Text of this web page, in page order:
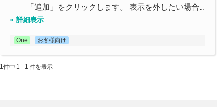
「追加」をクリックします。 表示を外したい場合...
詳細表示
One お客様向け
1件中 1 - 1 件を表示